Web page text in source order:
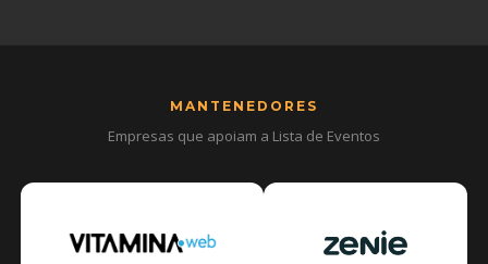
MANTENEDORES
Empresas que apoiam a Lista de Eventos